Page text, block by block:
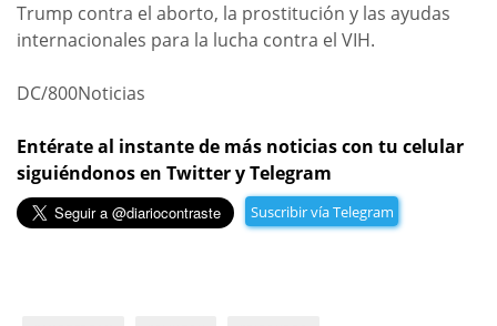
Trump contra el aborto, la prostitución y las ayudas
internacionales para la lucha contra el VIH.
DC/800Noticias
Entérate al instante de más noticias con tu celular
siguiéndonos en Twitter y Telegram
Suscribir vía Telegram